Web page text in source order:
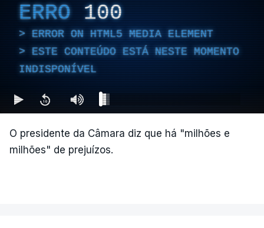
ERRO 100
ERROR ON HTML5 MEDIA ELEMENT
ESTE CONTEÚDO ESTÁ NESTE MOMENTO
INDISPONÍVEL
O presidente da Câmara diz que há "milhões e
milhões" de prejuízos.